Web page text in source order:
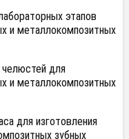
этапов
и металлокомпозитных
для
и металлокомпозитных
для изготовления
зубных